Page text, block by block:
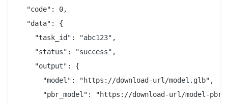
  "code": 0,
  "data": {
    "task_id": "abc123",
    "status": "success",
    "output": {
      "model": "https://download-url/model.glb",
"pbr_model": "https://download-url/model-